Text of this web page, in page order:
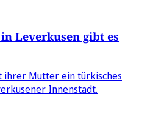
Leverkusen gibt es
Mutter ein türkisches
Innenstadt.